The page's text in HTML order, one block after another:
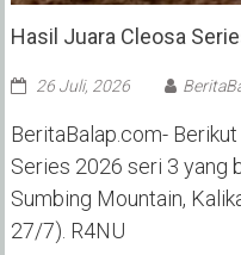
Hasil Juara Cleosa
26 Juli, 2026
BeritaBalap.com-
Series 2026 seri 3 yang
Sumbing Mountain,
27/7). R4NU